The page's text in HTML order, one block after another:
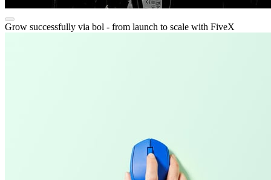
Grow successfully via bol - from launch to scale with FiveX